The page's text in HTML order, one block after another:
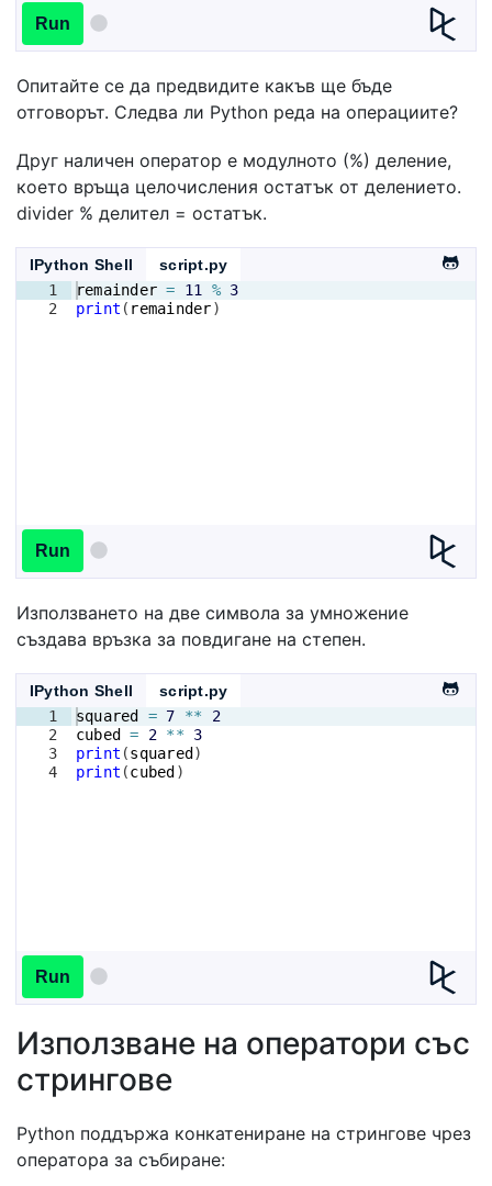
Run
Опитайте се да предвидите какъв ще бъде
отговорът. Следва ли Python реда на операциите?
Друг наличен оператор е модулното (%) деление,
което връща целочисления остатък от делението.
divider % делител = остатък.
IPython Shell
script.py
1
2
remainder = 11 % 3
print ( remainder)
Run
Използването на две символа за умножение
създава връзка за повдигане на степен.
IPython Shell
script.py
1
2
3
4
squared = 7 **
2
cubed
= 2 **
3
print (squared )
print (cubed )
Run
Използване на оператори със
стрингове
Python поддържа конкатениране на стрингове чрез
оператора за събиране: